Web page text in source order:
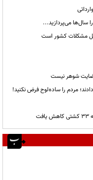
مشکلات کشور است
رضایت شوهر نیست
مردم را ساده‌لوح فرض نکنید!